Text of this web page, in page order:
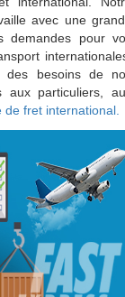
avec une
demandes pour
des besoins de
aux particuliers,
de fret international.